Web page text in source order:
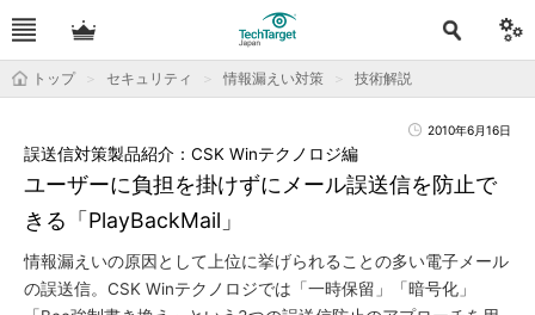
トップ セキュリティ 情報漏えい対策 技術解説
2010年6月16日
ユーザーに負担を掛けずにメール誤送信を防止で
きる「PlayBackMail」
誤送信対策製品紹介：CSK Winテクノロジ編
情報漏えいの原因として上位に挙げられることの多い電子メール
の誤送信。CSK Winテクノロジでは「一時保留」「暗号化」